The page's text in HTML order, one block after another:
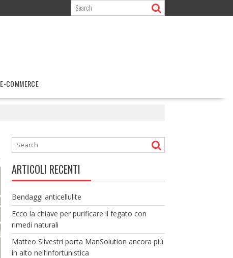
E-COMMERCE
ARTICOLI RECENTI
Bendaggi anticellulite
Ecco la chiave per purificare il fegato con
rimedi naturali
Matteo Silvestri porta ManSolution ancora più
in alto nell’infortunistica